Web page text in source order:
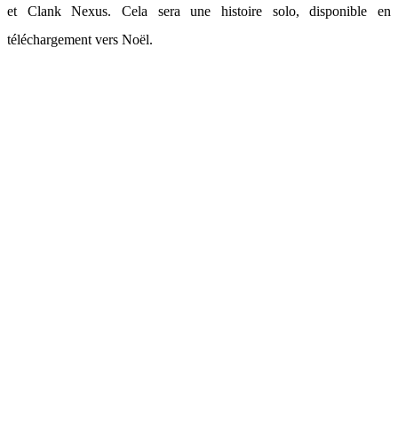
et Clank Nexus. Cela sera une histoire solo, disponible en
téléchargement vers Noël.